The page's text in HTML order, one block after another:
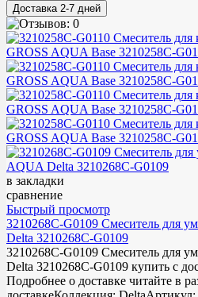
в закладки
сравнение
Быстрый просмотр
3210268C-G0109 Смеситель для
Delta 3210268C-G0109
3210268C-G0109 Смеситель для
Delta 3210268C-G0109 купить с
Подробнее о доставке читайте в